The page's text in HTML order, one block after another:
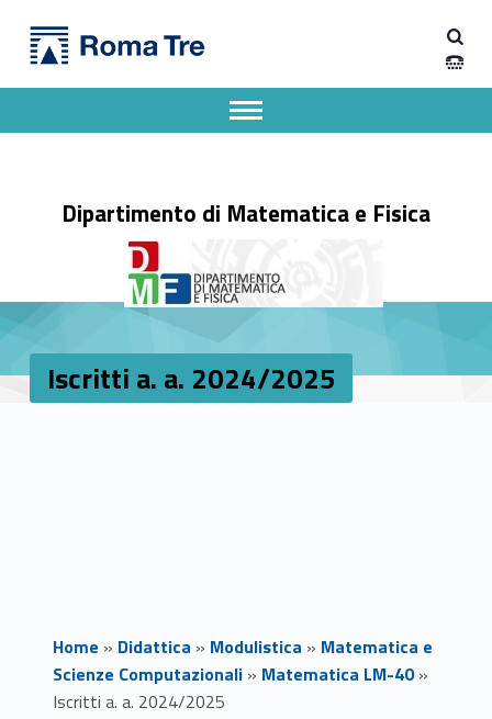
Iscritti a. a. 2024/2025 - Dipartimento di Matematica e Fisica
Dipartimento di Matematica e Fisica dell'Università degli Studi Roma Tre
Dipartimento di Matematica e Fisica
Apri il menu secondario
Header info sidebar
Iscritti a. a. 2024/2025
Home » Didattica » Modulistica » Matematica e
Scienze Computazionali» Matematica LM-40»
Iscritti a. a. 2024/2025